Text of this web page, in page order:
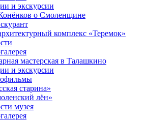
и экскурсии
о Смоленщине
комплекс «Теремок»
мастерская в Талашкино
и экскурсии
старина»
лён»
музея